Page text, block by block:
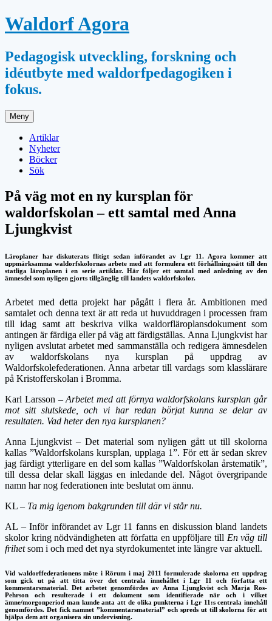
Hoppa
till
Waldorf Agora
Pedagogisk utveckling, forskning och
idéutbyte med waldorfpedagogiken i
fokus.
Meny
Artiklar
Nyheter
Böcker
Sök
På väg mot en ny kursplan för
waldorfskolan – ett samtal med Anna
Ljungkvist
Läroplaner har diskuterats flitigt sedan införandet av Lgr 11. Agora kommer att
uppmärksamma waldorfskolornas arbete med att formulera ett förhållningssätt till den
statliga läroplanen i en serie artiklar. Här följer ett samtal med anledning av den
ämnesdel som nyligen gjorts tillgänglig till landets waldorfskolor.
Arbetet med detta projekt har pågått i flera år. Ambitionen med
samtalet och denna text är att reda ut huvuddragen i processen fram
till idag samt att beskriva vilka waldorfläroplansdokument som
antingen är färdiga eller på väg att färdigställas. Anna Ljungkvist har
nyligen avslutat arbetet med sammanställa och redigera ämnesdelen
av waldorfskolans nya kursplan på uppdrag av
Waldorfskolefederationen. Anna arbetar till vardags som klasslärare
på Kristofferskolan i Bromma.
Karl Larsson –Arbetet med att förnya waldorfskolans kursplan går
mot sitt slutskede, och vi har redan börjat kunna se delar av
resultaten. Vad heter den nya kursplanen?
Anna Ljungkvist – Det material som nyligen gått ut till skolorna
kallas ”Waldorfskolans kursplan, upplaga 1”. För ett år sedan skrev
jag färdigt ytterligare en del som kallas ”Waldorfskolan årstematik”,
till dessa delar skall läggas en inledande del. Något övergripande
namn har nog federationen inte beslutat om ännu.
KL – Ta mig igenom bakgrunden till där vi står nu.
AL – Inför införandet av Lgr 11 fanns en diskussion bland landets
skolor kring nödvändigheten att författa en uppföljare till En väg till
frihetsom i och med det nya styrdokumentet inte längre var aktuell.
Vid waldorffederationens möte i Rörum i maj 2011 formulerade skolorna ett uppdrag
som gick ut på att titta över det centrala innehållet i Lgr 11 och författa ett
kommentarsmaterial. Det arbetet genomfördes av Anna Ljungkvist och Marja Ros-
Pehrson och resulterade i ett dokument som identifierade när och i vilket
ämne/morgonperiod man kunde anta att de olika punkterna i Lgr 11:s centrala innehåll
genomfördes. Det fick namnet ”kommentarsmaterial” och spreds ut till skolorna för att
hjälpa dem att organisera sin undervisning.